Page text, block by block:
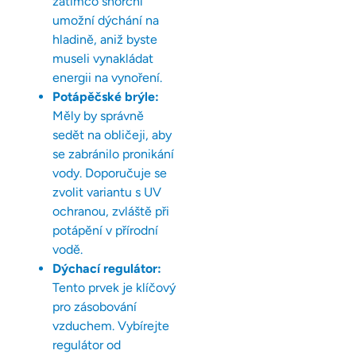
umožní dýchání na
hladině, aniž byste
museli vynakládat
energii na vynoření.
Potápěčské brýle:
Měly by správně
sedět na obličeji, aby
se zabránilo pronikání
vody. Doporučuje se
zvolit variantu s UV
ochranou, zvláště při
potápění v přírodní
vodě.
Dýchací regulátor:
Tento prvek je klíčový
pro zásobování
vzduchem. Vybírejte
regulátor od